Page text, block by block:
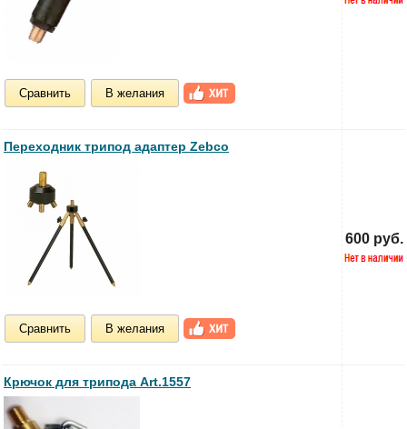
Сравнить В желания
Переходник трипод адаптер Zebco
Сравнить В желания
600 руб.
Крючок для трипода Art.1557